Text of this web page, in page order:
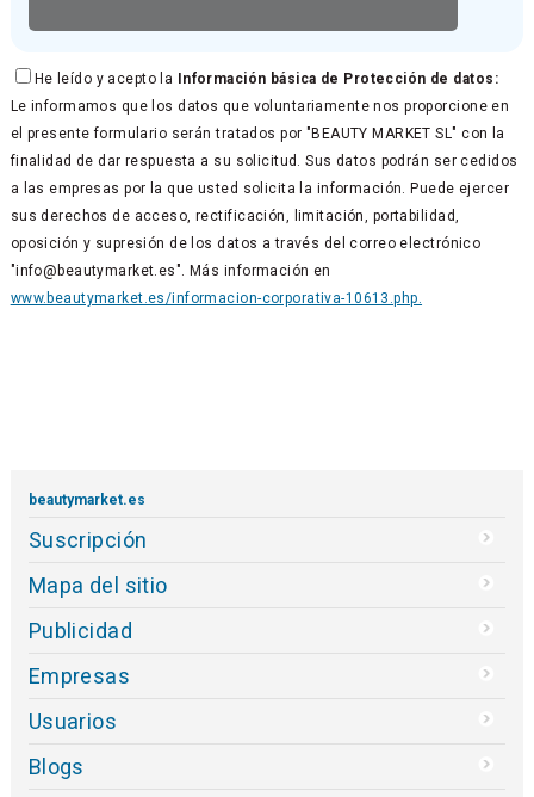
He leído y acepto la Información básica de Protección de datos:
Le informamos que los datos que voluntariamente nos proporcione en
el presente formulario serán tratados por "BEAUTY MARKET SL" con la
finalidad de dar respuesta a su solicitud. Sus datos podrán ser cedidos
a las empresas por la que usted solicita la información. Puede ejercer
sus derechos de acceso, rectificación, limitación, portabilidad,
oposición y supresión de los datos a través del correo electrónico
"info@beautymarket.es". Más información en
www.beautymarket.es/informacion-corporativa-10613.php.
beautymarket.es
Suscripción
Mapa del sitio
Publicidad
Empresas
Usuarios
Blogs